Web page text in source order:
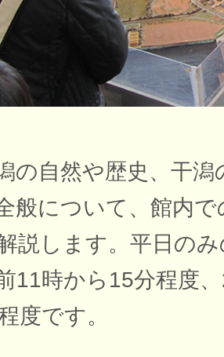
の自然や歴史、干
般について、館内
説します。平日の
11時から15分程度
度です。